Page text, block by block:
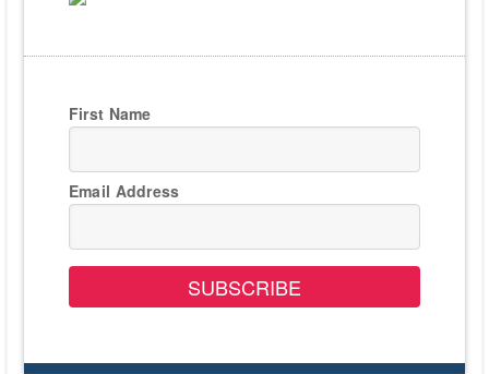
First Name
Email Address
SUBSCRIBE